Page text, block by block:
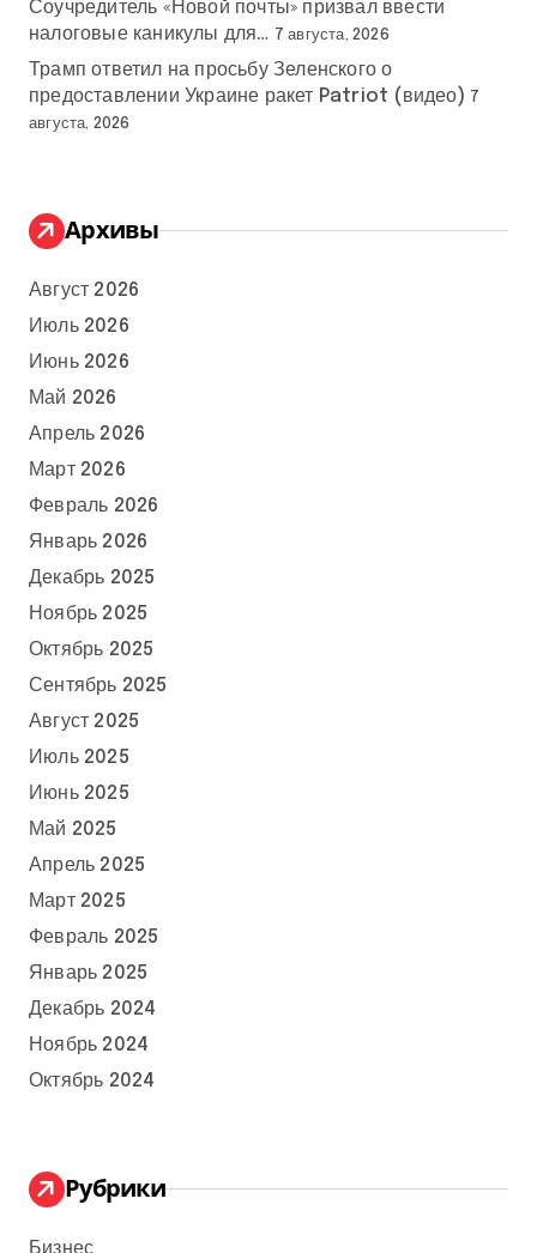
Соучредитель «Новой почты» призвал ввести
налоговые каникулы для… 7 августа, 2026
Трамп ответил на просьбу Зеленского о
предоставлении Украине ракет Patriot (видео) 7
августа, 2026
Архивы
Август 2026
Июль 2026
Июнь 2026
Май 2026
Апрель 2026
Март 2026
Февраль 2026
Январь 2026
Декабрь 2025
Ноябрь 2025
Октябрь 2025
Сентябрь 2025
Август 2025
Июль 2025
Июнь 2025
Май 2025
Апрель 2025
Март 2025
Февраль 2025
Январь 2025
Декабрь 2024
Ноябрь 2024
Октябрь 2024
Рубрики
Бизнес